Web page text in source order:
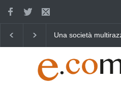
Una società multirazziale e